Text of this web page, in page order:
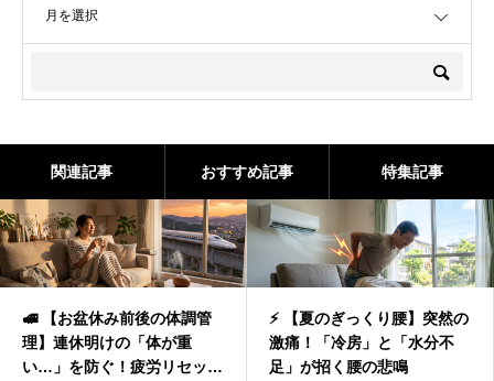
関連記事 おすすめ記事 特集記事
🚅 【お盆休み前後の体調管
理】連休明けの「体が重
い…」を防ぐ！疲労リセット
⚡ 【夏のぎっくり腰】突然の
激痛！「冷房」と「水分不
足」が招く腰の悲鳴